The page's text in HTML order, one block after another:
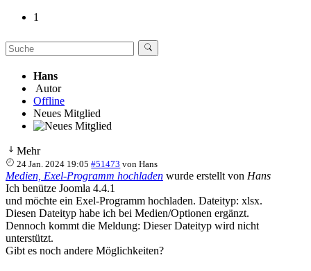
1
Hans
Autor
Offline
Neues Mitglied
Mehr
24 Jan. 2024 19:05 #51473 vonHans
Medien, Exel-Programm hochladen wurde erstellt von Hans
Ich benütze Joomla 4.4.1
und möchte ein Exel-Programm hochladen. Dateityp: xlsx.
Diesen Dateityp habe ich bei Medien/Optionen ergänzt.
Dennoch kommt die Meldung: Dieser Dateityp wird nicht
unterstützt.
Gibt es noch andere Möglichkeiten?